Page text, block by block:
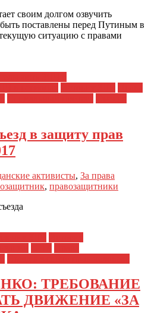
своим долгом озвучить
поставлены перед Путиным в
ситуацию с правами
в защиту прав
активисты, За права
, правозащитники
ТРЕБОВАНИЕ
ДВИЖЕНИЕ «ЗА